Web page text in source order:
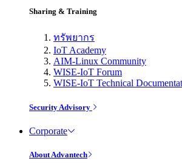
Sharing & Training
ทรัพยากร
IoT Academy
AIM-Linux Community
WISE-IoT Forum
WISE-IoT Technical
Security Advisory
Corporate
About Advantech